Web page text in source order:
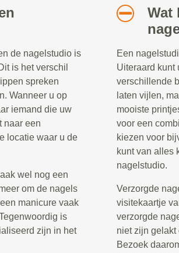
de nagelstudio is
is het verschil
spreken
Wanneer u op
iemand die uw
naar een
locatie waar u de
wel nog een
om de nagels
manicure vaak
is
zijn in het
Wat
Een
Uiteraard kunt
verschillende
laten vijlen,
mooiste
voor een
kiezen voor
kunt van alles
nagelstudio.
Verzorgde
visitekaartje
verzorgde
niet zijn gelakt
Bezoek